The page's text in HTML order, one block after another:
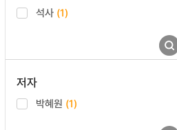
석사 (1)
저자
박혜원 (1)